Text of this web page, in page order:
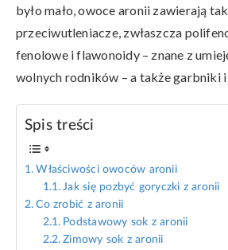
było mało, owoce aronii zawierają
przeciwutleniacze, zwłaszcza
fenolowe i flawonoidy – znane z
wolnych rodników – a także garbniki
Spis treści
Właściwości owoców aronii
Jak się pozbyć goryczki z aronii
Co zrobić z aronii
Podstawowy sok z aronii
Zimowy sok z aronii